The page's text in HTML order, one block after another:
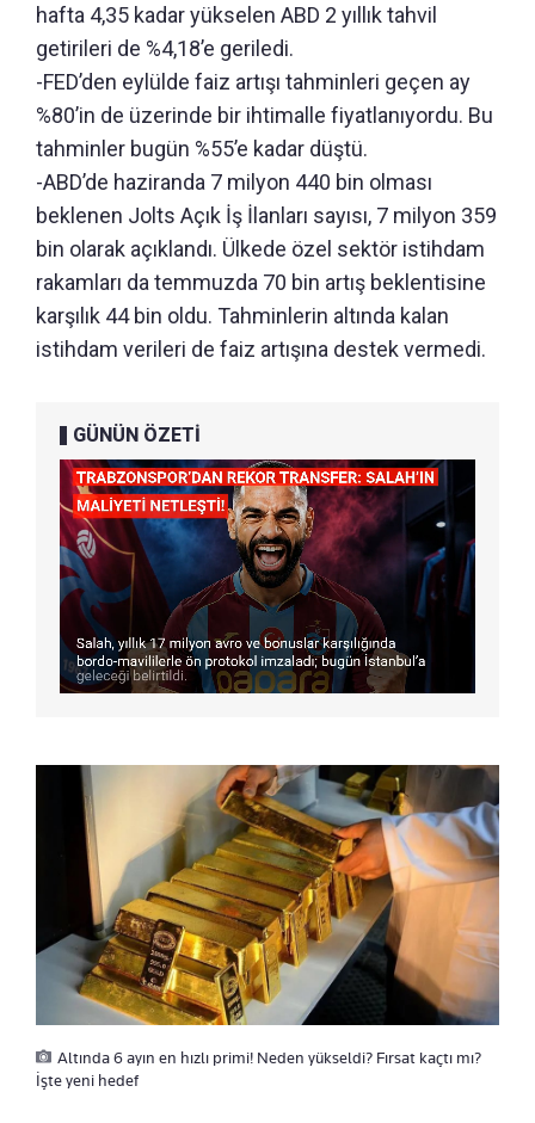
hafta 4,35 kadar yükselen ABD 2 yıllık tahvil
getirileri de %4,18’e geriledi.
-FED’den eylülde faiz artışı tahminleri geçen ay
%80’in de üzerinde bir ihtimalle fiyatlanıyordu. Bu
tahminler bugün %55’e kadar düştü.
-ABD’de haziranda 7 milyon 440 bin olması
beklenen Jolts Açık İş İlanları sayısı, 7 milyon 359
bin olarak açıklandı. Ülkede özel sektör istihdam
rakamları da temmuzda 70 bin artış beklentisine
karşılık 44 bin oldu. Tahminlerin altında kalan
istihdam verileri de faiz artışına destek vermedi.
GÜNÜN ÖZETİ
Altında 6 ayın en hızlı primi! Neden yükseldi? Fırsat kaçtı mı?
İşte yeni hedef